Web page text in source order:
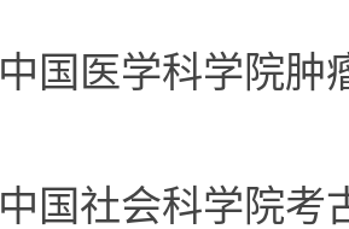
中国医学科学院肿
中国社会科学院考